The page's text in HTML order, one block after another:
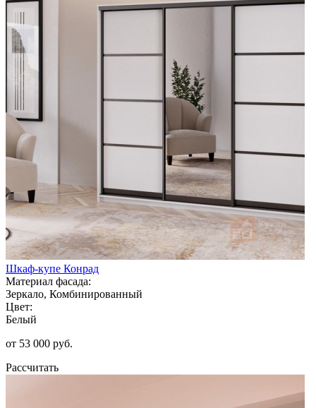
Шкаф-купе Конрад
Материал фасада:
Зеркало, Комбинированный
Цвет:
Белый
от 53 000 руб.
Рассчитать